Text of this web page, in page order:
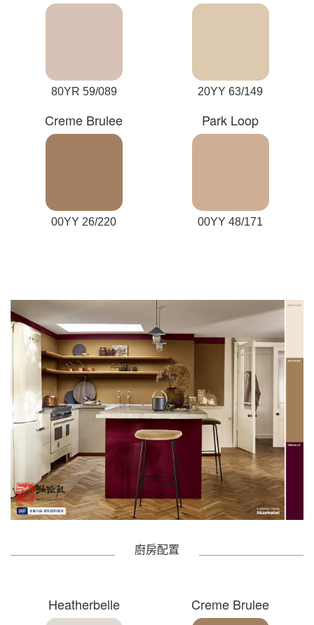
80YR 59/089 20YY 63/149
Creme Brulee
00YY 26/220
Park Loop
00YY 48/171
廚房配置
Heatherbelle Creme Brulee